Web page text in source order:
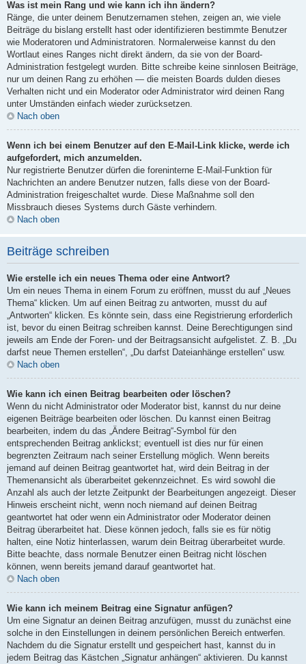
Was ist mein Rang und wie kann ich ihn ändern?
Ränge, die unter deinem Benutzernamen stehen, zeigen an, wie viele
Beiträge du bislang erstellt hast oder identifizieren bestimmte Benutzer
wie Moderatoren und Administratoren. Normalerweise kannst du den
Wortlaut eines Ranges nicht direkt ändern, da sie von der Board-
Administration festgelegt wurden. Bitte schreibe keine sinnlosen Beiträge,
nur um deinen Rang zu erhöhen — die meisten Boards dulden dieses
Verhalten nicht und ein Moderator oder Administrator wird deinen Rang
unter Umständen einfach wieder zurücksetzen.
Nach oben
Wenn ich bei einem Benutzer auf den E-Mail-Link klicke, werde ich
aufgefordert, mich anzumelden.
Nur registrierte Benutzer dürfen die foreninterne E-Mail-Funktion für
Nachrichten an andere Benutzer nutzen, falls diese von der Board-
Administration freigeschaltet wurde. Diese Maßnahme soll den
Missbrauch dieses Systems durch Gäste verhindern.
Nach oben
Beiträge schreiben
Wie erstelle ich ein neues Thema oder eine Antwort?
Um ein neues Thema in einem Forum zu eröffnen, musst du auf „Neues
Thema“ klicken. Um auf einen Beitrag zu antworten, musst du auf
„Antworten“ klicken. Es könnte sein, dass eine Registrierung erforderlich
ist, bevor du einen Beitrag schreiben kannst. Deine Berechtigungen sind
jeweils am Ende der Foren- und der Beitragsansicht aufgelistet. Z. B. „Du
darfst neue Themen erstellen“, „Du darfst Dateianhänge erstellen“ usw.
Nach oben
Wie kann ich einen Beitrag bearbeiten oder löschen?
Wenn du nicht Administrator oder Moderator bist, kannst du nur deine
eigenen Beiträge bearbeiten oder löschen. Du kannst einen Beitrag
bearbeiten, indem du das „Ändere Beitrag“-Symbol für den
entsprechenden Beitrag anklickst; eventuell ist dies nur für einen
begrenzten Zeitraum nach seiner Erstellung möglich. Wenn bereits
jemand auf deinen Beitrag geantwortet hat, wird dein Beitrag in der
Themenansicht als überarbeitet gekennzeichnet. Es wird sowohl die
Anzahl als auch der letzte Zeitpunkt der Bearbeitungen angezeigt. Dieser
Hinweis erscheint nicht, wenn noch niemand auf deinen Beitrag
geantwortet hat oder wenn ein Administrator oder Moderator deinen
Beitrag überarbeitet hat. Diese können jedoch, falls sie es für nötig
halten, eine Notiz hinterlassen, warum dein Beitrag überarbeitet wurde.
Bitte beachte, dass normale Benutzer einen Beitrag nicht löschen
können, wenn bereits jemand darauf geantwortet hat.
Nach oben
Wie kann ich meinem Beitrag eine Signatur anfügen?
Um eine Signatur an deinen Beitrag anzufügen, musst du zunächst eine
solche in den Einstellungen in deinem persönlichen Bereich entwerfen.
Nachdem du die Signatur erstellt und gespeichert hast, kannst du in
jedem Beitrag das Kästchen „Signatur anhängen“ aktivieren. Du kannst